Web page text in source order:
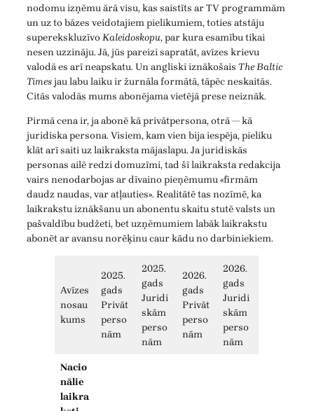
nodomu izņēmu ārā visu, kas saistīts ar TV programmām
un uz to bāzes veidotajiem pielikumiem, toties atstāju
superekskluzīvoKaleidoskopu, par kura esamību tikai
nesen uzzināju. Jā, jūs pareizi sapratāt, avīzes krievu
valodā es arī neapskatu. Un angliski iznākošais The Baltic
Timesjau labu laiku ir žurnāla formātā, tāpēc neskaitās.
Citās valodās mums abonējama vietējā prese neiznāk.
Pirmā cena ir, ja abonē kā privātpersona, otrā — kā
juridiska persona. Visiem, kam vien bija iespēja, pieliku
klāt arī saiti uz laikraksta mājaslapu. Ja juridiskās
personas ailē redzi domuzīmi, tad šī laikraksta redakcija
vairs nenodarbojas ar dīvaino pieņēmumu «firmām
daudz naudas, var atļauties». Realitātē tas nozīmē, ka
laikrakstu iznākšanu un abonentu skaitu stutē valsts un
pašvaldību budžeti, bet uzņēmumiem labāk laikrakstu
abonēt ar avansu norēķinu caur kādu no darbiniekiem.
Avīzes
nosau
kums
2025.
gads
Privāt
perso
nām
2025.
gads
Juridi
skām
perso
nām
2026.
gads
Privāt
perso
nām
2026.
gads
Juridi
skām
perso
nām
Nacio
nālie
laikra